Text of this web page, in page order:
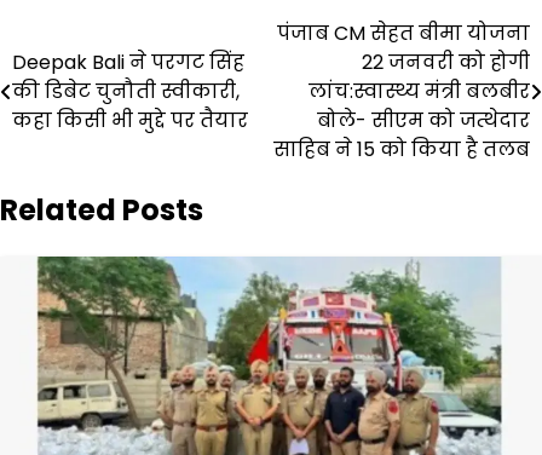
navigation
Deepak Bali ने परगट सिंह
की डिबेट चुनौती स्वीकारी,
कहा किसी भी मुद्दे पर तैयार
पंजाब CM सेहत बीमा योजना
22 जनवरी को होगी
लांच:स्वास्थ्य मंत्री बलबीर
बोले- सीएम को जत्थेदार
साहिब ने 15 को किया है तलब
Related Posts